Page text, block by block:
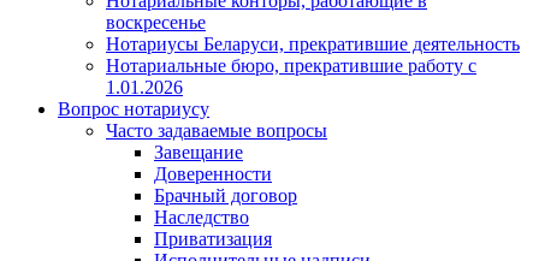
воскресенье
Нотариусы Беларуси, прекратившие деятельность
Нотариальные бюро, прекратившие работу с
1.01.2026
Вопрос нотариусу
Часто задаваемые вопросы
Завещание
Доверенности
Брачный договор
Наследство
Приватизация